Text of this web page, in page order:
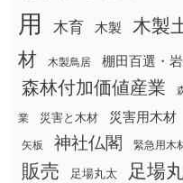
用
木育 木製 木製
材
木製鳥居 棚田百選・
森林付加価値産業
業 災害と木材 災害用木材
矢板 神社仏閣 緊急用木
販売 足場丸太 足場